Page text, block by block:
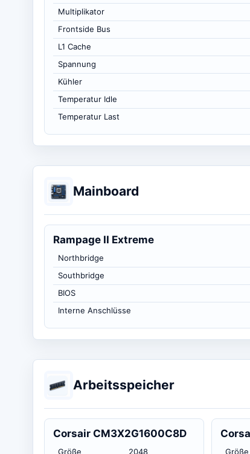
Multiplikator
Frontside Bus
L1 Cache
Spannung
Kühler
Temperatur Idle
Temperatur Last
Mainboard
Rampage II Extreme
Northbridge
Southbridge
BIOS
Interne Anschlüsse
Arbeitsspeicher
Corsair CM3X2G1600C8D
Größe
2048
Größe